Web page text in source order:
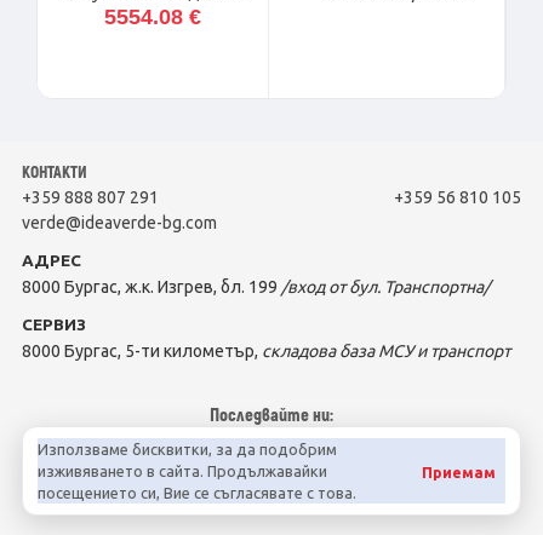
Използваме бисквитки, за да подобрим
изживяването в сайта. Продължавайки
посещението си, Вие се съгласявате с това.
Приемам
дигитален дисплей
5554.08 €
КОНТАКТИ
+359 888 807 291
+359 56 810 105
verde@ideaverde-bg.com
АДРЕС
8000 Бургас, ж.к. Изгрев, бл. 199 /вход от бул. Транспортна/
СЕРВИЗ
8000 Бургас, 5-ти километър, складова база МСУ и транспорт
Последвайте ни: